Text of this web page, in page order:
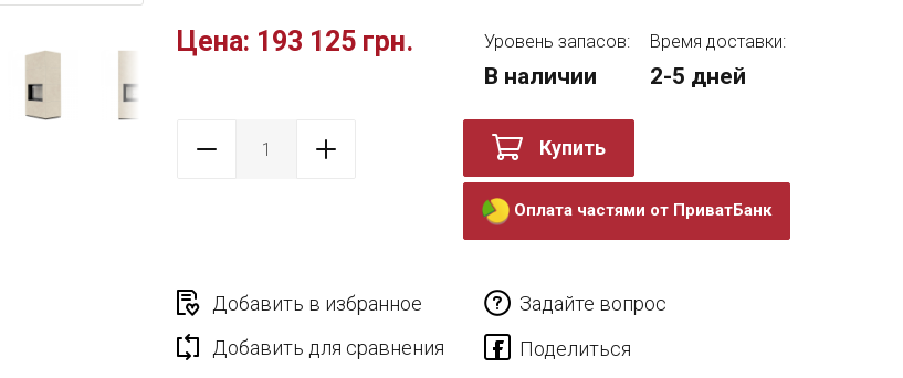
Цена: 193 125 грн. Уровень запасов:
В наличии
Время доставки:
2-5 дней
Купить
Оплата частями от ПриватБанк
Добавить в избранное
Задайте вопрос
Добавить для сравнения